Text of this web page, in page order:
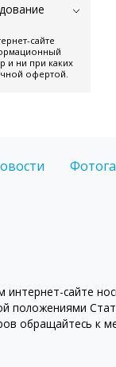
сайте
и ни при каких
офертой.
сайте
положениями
обращайтесь к